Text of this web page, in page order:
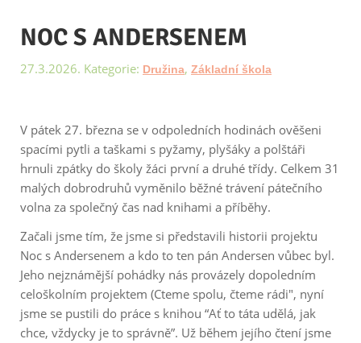
NOC S ANDERSENEM
27.3.2026. Kategorie: Družina, Základní škola
V pátek 27. března se v odpoledních hodinách ověšeni
spacími pytli a taškami s pyžamy, plyšáky a polštáři
hrnuli zpátky do školy žáci první a druhé třídy. Celkem 31
malých dobrodruhů vyměnilo běžné trávení pátečního
volna za společný čas nad knihami a příběhy.
Začali jsme tím, že jsme si představili historii projektu
Noc s Andersenem a kdo to ten pán Andersen vůbec byl.
Jeho nejznámější pohádky nás provázely dopoledním
celoškolním projektem (Cteme spolu, čteme rádi", nyní
jsme se pustili do práce s knihou “Ať to táta udělá, jak
chce, vždycky je to správně”. Už během jejího čtení jsme